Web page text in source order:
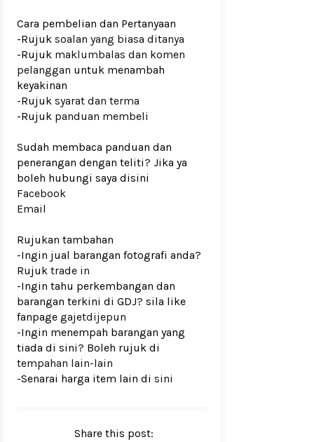
Cara pembelian dan Pertanyaan
-Rujuk soalan yang biasa ditanya
-Rujuk maklumbalas dan komen
pelanggan untuk menambah
keyakinan
-Rujuk syarat dan terma
-Rujuk panduan membeli
Sudah membaca panduan dan
penerangan dengan teliti? Jika ya
boleh hubungi saya disini
Facebook
Email
Rujukan tambahan
-Ingin jual barangan fotografi anda?
Rujuk trade in
-Ingin tahu perkembangan dan
barangan terkini di GDJ? sila like
fanpage gajetdijepun
-Ingin menempah barangan yang
tiada di sini? Boleh rujuk di
tempahan lain-lain
-Senarai harga item lain di sini
Share this post: